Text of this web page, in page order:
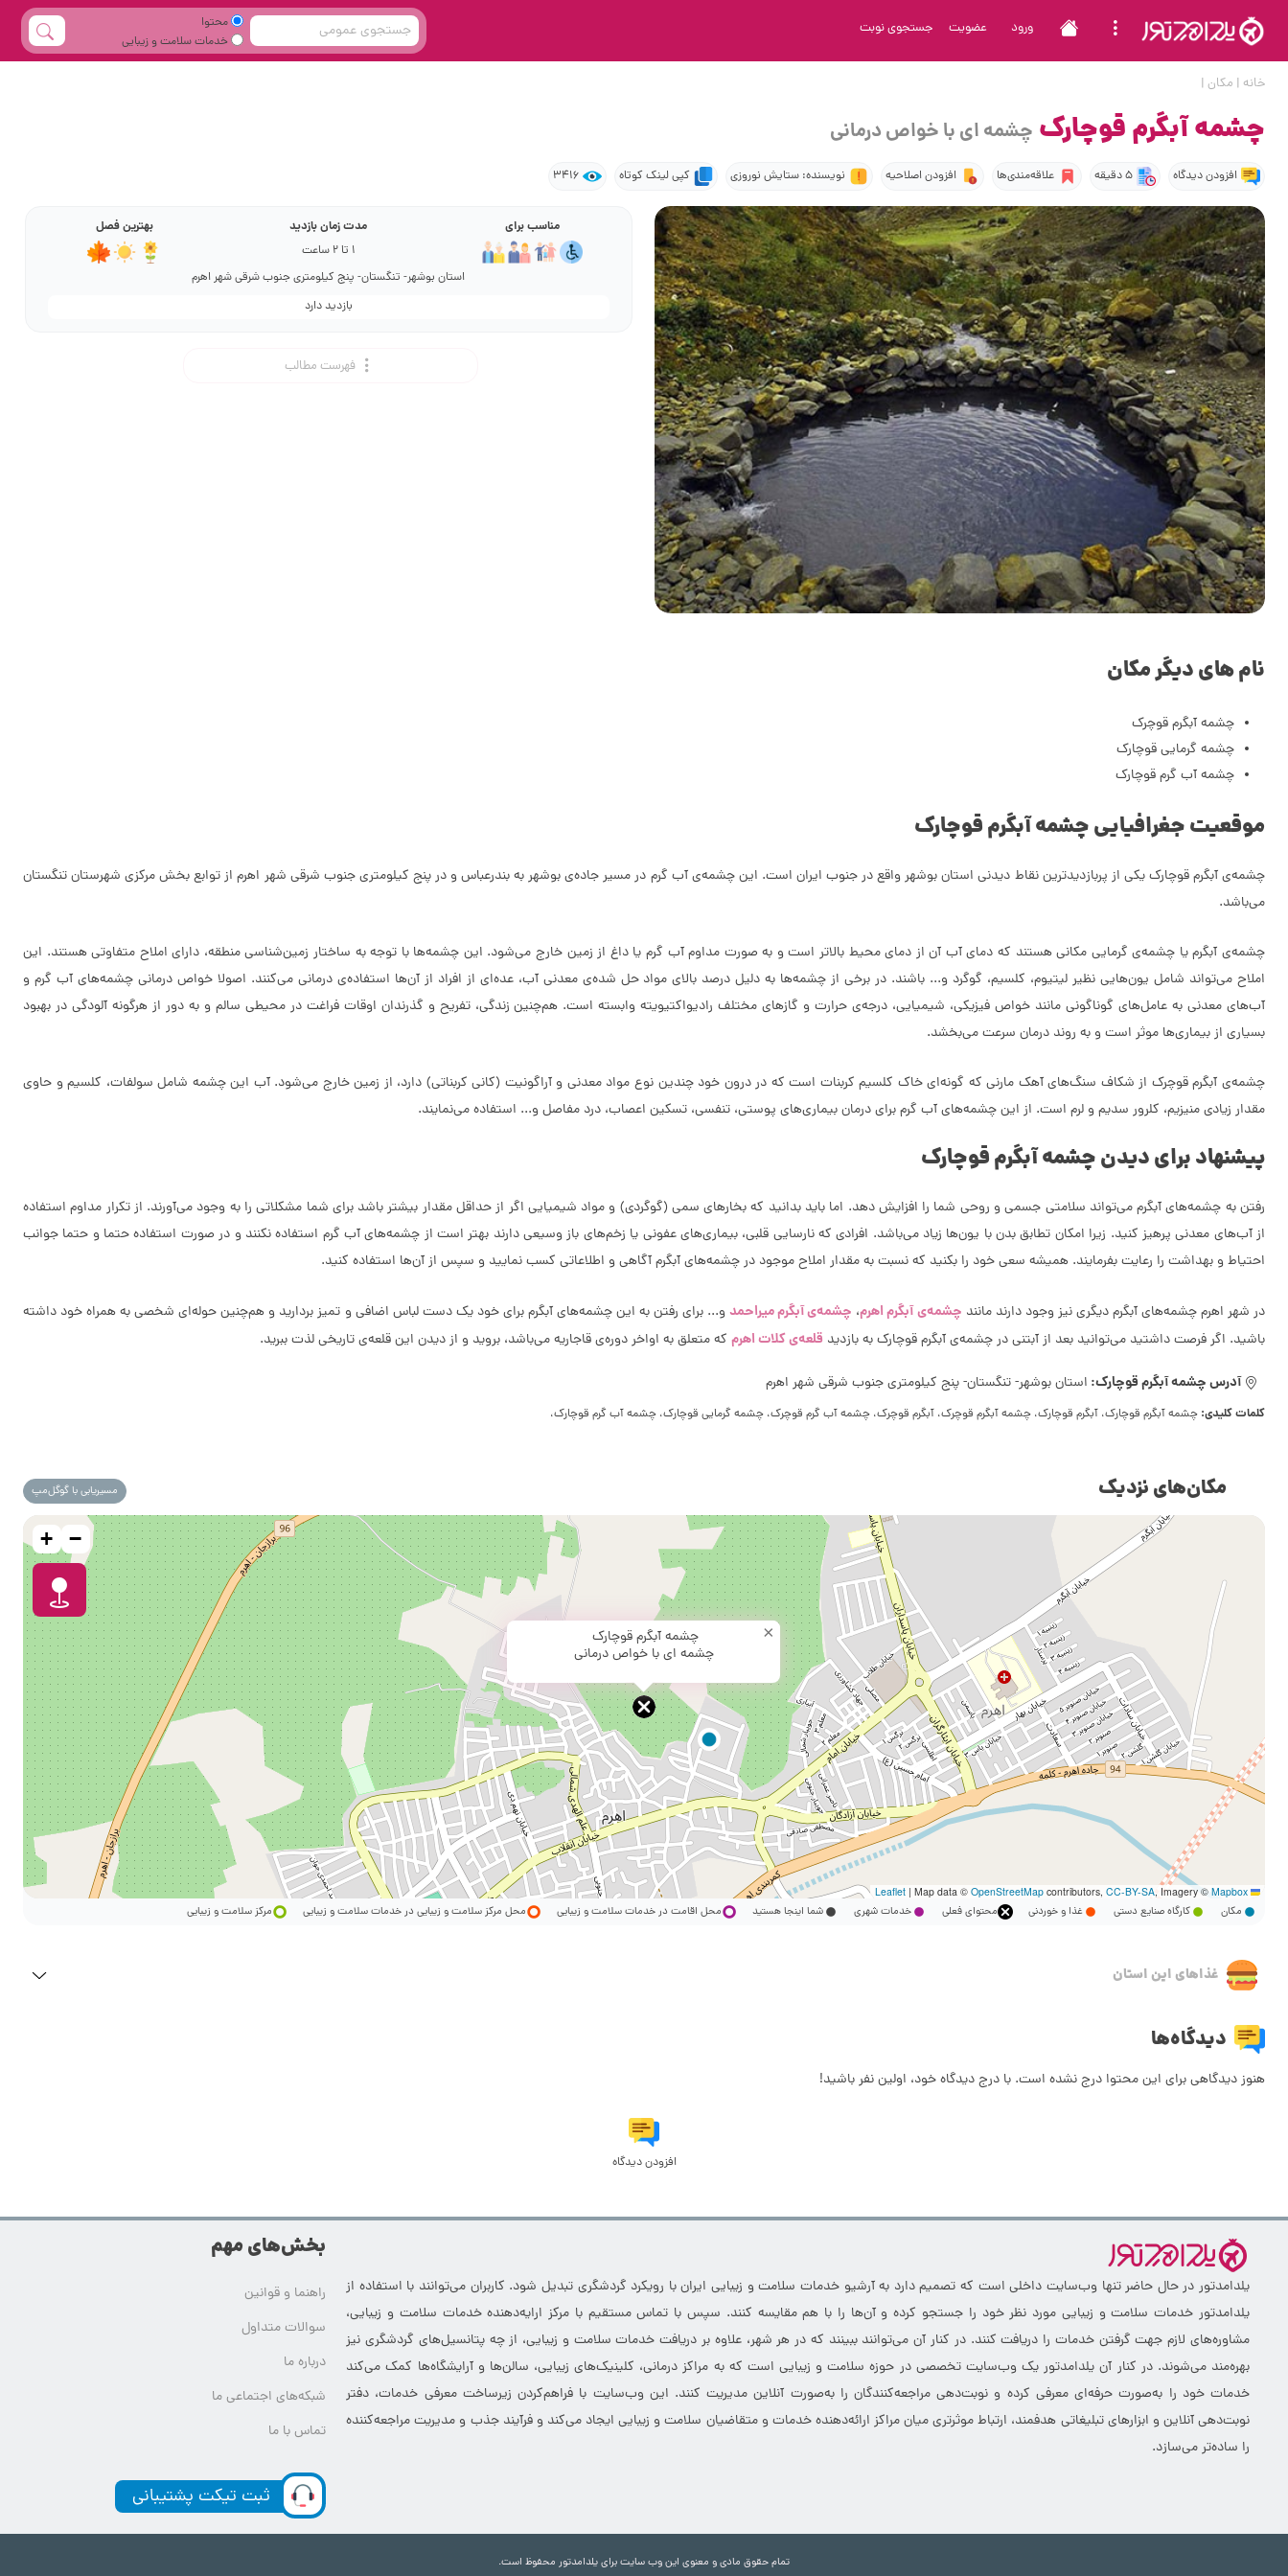
ورود عضویت جستجوی نوبت
محتوا
خدمات سلامت و زیبایی
خانه | مکان |
چشمه آبگرم قوچارک چشمه ای با خواص درمانی
افزودن دیدگاه 5 دقیقه علاقه‌مندی‌ها افزودن اصلاحیه نویسنده: ستایش نوروزی کپی لینک کوتاه 3416
مناسب برای مدت زمان بازدید
1 تا 2 ساعت
بهترین فصل
استان بوشهر- تنگستان- پنج کیلومتری جنوب شرقی شهر اهرم
بازدید دارد
فهرست مطالب
نام های دیگر مکان
چشمه آبگرم قوچرک
چشمه گرمایی قوچارک
چشمه آب گرم قوچارک
موقعیت جغرافیایی چشمه آبگرم قوچارک
چشمه‌ی آبگرم قوچارک یکی از پربازدیدترین نقاط دیدنی استان بوشهر واقع در جنوب ایران است. این چشمه‌ی آب گرم در مسیر جاده‌ی بوشهر به بندرعباس و در پنج کیلومتری جنوب شرقی شهر اهرم از توابع بخش مرکزی شهرستان تنگستان
می‌باشد.
چشمه‌ی آبگرم یا چشمه‌ی گرمایی مکانی هستند که دمای آب آن از دمای محیط بالاتر است و به صورت مداوم آب گرم یا داغ از زمین خارج می‌شود. این چشمه‌ها با توجه به ساختار زمین‌شناسی منطقه، دارای املاح متفاوتی هستند. این
املاح می‌تواند شامل یون‌هایی نظیر لیتیوم، کلسیم، گوگرد و... باشند. در برخی از چشمه‌ها به دلیل درصد بالای مواد حل شده‌ی معدنی آب، عده‌ای از افراد از آن‌ها استفاده‌ی درمانی می‌کنند. اصولا خواص درمانی چشمه‌های آب گرم و
آب‌های معدنی به عامل‌های گوناگونی مانند خواص فیزیکی، شیمیایی، درجه‌ی حرارت و گازهای مختلف رادیواکتیویته وابسته است. هم‌چنین زندگی، تفریح و گذرندان اوقات فراغت در محیطی سالم و به دور از هرگونه آلودگی در بهبود
بسیاری از بیماری‌ها موثر است و به روند درمان سرعت می‌بخشد.
چشمه‌ی آبگرم قوچرک از شکاف سنگ‌های آهک مارنی که گونه‌ای خاک کلسیم کربنات است که در درون خود چندین نوع مواد معدنی و آراگونیت (کانی کربناتی) دارد، از زمین خارج می‌شود. آب این چشمه شامل سولفات، کلسیم و حاوی
مقدار زیادی منیزیم، کلرور سدیم و لرم است. از این چشمه‌های آب گرم برای درمان بیماری‌های پوستی، تنفسی، تسکین اعصاب، درد مفاصل و... استفاده می‌نمایند.
پیشنهاد برای دیدن چشمه آبگرم قوچارک
رفتن به چشمه‌های آبگرم می‌تواند سلامتی جسمی و روحی شما را افزایش دهد. اما باید بدانید که بخارهای سمی (گوگردی) و مواد شیمیایی اگر از حداقل مقدار بیشتر باشد برای شما مشکلاتی را به وجود می‌آورند. از تکرار مداوم استفاده
از آب‌های معدنی پرهیز کنید. زیرا امکان تطابق بدن با یون‌ها زیاد می‌باشد. افرادی که نارسایی قلبی، بیماری‌های عفونی یا زخم‌های باز وسیعی دارند بهتر است از چشمه‌های آب گرم استفاده نکنند و در صورت استفاده حتما و حتما جوانب
احتیاط و بهداشت را رعایت بفرمایند. همیشه سعی خود را بکنید که نسبت به مقدار املاح موجود در چشمه‌های آبگرم آگاهی و اطلاعاتی کسب نمایید و سپس از آن‌ها استفاده کنید.
در شهر اهرم چشمه‌های آبگرم دیگری نیز وجود دارند مانند چشمه‌ی آبگرم اهرم، چشمه‌ی آبگرم میراحمدو... برای رفتن به این چشمه‌‌های آبگرم برای خود یک دست لباس اضافی و تمیز بردارید و هم‌چنین حوله‌ای شخصی به همراه خود داشته
باشید. اگر فرصت داشتید می‌توانید بعد از آبتنی در چشمه‌ی آبگرم قوچارک به بازدید قلعه‌ی کلات اهرم که متعلق به اواخر دوره‌ی قاجاریه می‌باشد، بروید و از دیدن این قلعه‌ی تاریخی لذت ببرید.
آدرس چشمه آبگرم قوچارک: استان بوشهر- تنگستان- پنج کیلومتری جنوب شرقی شهر اهرم
کلمات کلیدی: چشمه آبگرم قوچارک، آبگرم قوچارک، چشمه آبگرم قوچرک، آبگرم قوچرک، چشمه آب گرم قوچرک، چشمه گرمایی قوچارک، چشمه آب گرم قوچارک،
مکان‌های نزدیک مسیریابی با گوگل‌مپ
چشمه آبگرم قوچارک
چشمه ای با خواص درمانی
×
+ −
Leaflet
| Map data © OpenStreetMapcontributors, CC-BY-SA, Imagery © Mapbox
مکان کارگاه صنایع دستی غذا و خوردنی محتوای فعلی خدمات شهری شما اینجا هستید محل اقامت در خدمات سلامت و زیبایی محل مرکز سلامت و زیبایی در خدمات سلامت و زیبایی مرکز سلامت و زیبایی
غذاهای این استان
دیدگاه‌ها
هنوز دیدگاهی برای این محتوا درج نشده است. با درج دیدگاه خود، اولین نفر باشید!
افزودن دیدگاه
یلدامدتور در حال حاضر تنها وب‌سایت داخلی است که تصمیم دارد به آرشیو خدمات سلامت و زیبایی ایران با رویکرد گردشگری تبدیل شود. کاربران می‌توانند با استفاده از
یلدامدتور خدمات سلامت و زیبایی مورد نظر خود را جستجو کرده و آن‌ها را با هم مقایسه کنند. سپس با تماس مستقیم با مرکز ارایه‌دهنده خدمات سلامت و زیبایی،
مشاوره‌های لازم جهت گرفتن خدمات را دریافت کنند. در کنار آن می‌توانند ببینند که در هر شهر، علاوه بر دریافت خدمات سلامت و زیبایی، از چه پتانسیل‌های گردشگری نیز
بهره‌مند می‌شوند. در کنار آن یلدامدتور یک وب‌سایت تخصصی در حوزه سلامت و زیبایی است که به مراکز درمانی، کلینیک‌های زیبایی، سالن‌ها و آرایشگاه‌ها کمک می‌کند
خدمات خود را به‌صورت حرفه‌ای معرفی کرده و نوبت‌دهی مراجعه‌کنندگان را به‌صورت آنلاین مدیریت کنند. این وب‌سایت با فراهم‌کردن زیرساخت معرفی خدمات، دفتر
نوبت‌دهی آنلاین و ابزارهای تبلیغاتی هدفمند، ارتباط موثرتری میان مراکز ارائه‌دهنده خدمات و متقاضیان سلامت و زیبایی ایجاد می‌کند و فرآیند جذب و مدیریت مراجعه‌کننده
را ساده‌تر می‌سازد.
بخش‌های مهم
راهنما و قوانین
سوالات متداول
درباره ما
شبکه‌های اجتماعی ما
تماس با ما
ثبت تیکت پشتیبانی
تمام حقوق مادی و معنوی این وب سایت برای یلدامدتور محفوظ است.